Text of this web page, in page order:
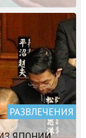
РАЗВЛЕЧЕНИЯ